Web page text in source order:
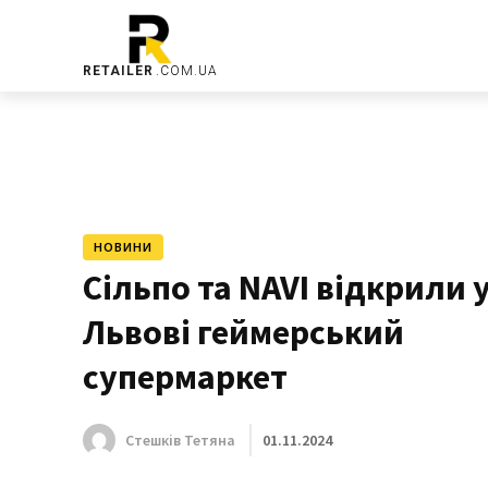
RETAILER .COM.UA
НОВИНИ
Сільпо та NAVI відкрили
Львові геймерський
супермаркет
Стешків Тетяна 01.11.2024